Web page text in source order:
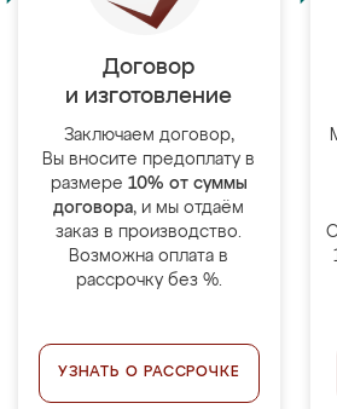
Договор
и изготовление
Заключаем договор,
Вы вносите предоплату в
размере 10% от суммы
договора, и мы отдаём
заказ в производство.
Возможна оплата в
рассрочку без %.
УЗНАТЬ О РАССРОЧКЕ